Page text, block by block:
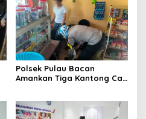
Polsek Pulau Bacan
Amankan Tiga Kantong Cap